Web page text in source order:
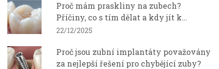
Proč mám praskliny na zubech?
Příčiny, co s tím dělat a kdy jít k
zubnímu
22/12/2025
Proč jsou zubní implantáty považovány
za nejlepší řešení pro chybějící zuby?